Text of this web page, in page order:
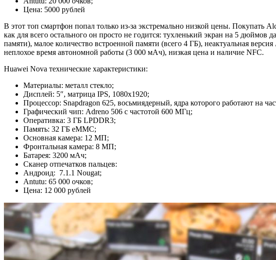
Цена: 5000 рублей
В этот топ смартфон попал только из-за экстремально низкой цены. Покупать
как для всего остального он просто не годится: тухленький экран на 5
памяти), малое количество встроенной памяти (всего 4 ГБ), неактуальная
неплохое время автономной работы (3 000 мАч), низкая цена и наличие NFC.
Huawei Nova технические характеристики:
Материалы: металл стекло;
Дисплей: 5″, матрица IPS, 1080х1920;
Процессор: Snapdragon 625, восьмиядерный, ядра которого работают на
Графический чип: Adreno 506 с частотой 600 МГц;
Оперативка: 3 ГБ LPDDR3;
Память: 32 ГБ eMMC;
Основная камера: 12 МП;
Фронтальная камера: 8 МП;
Батарея: 3200 мАч;
Сканер отпечатков пальцев:
Андроид: 7.1.1 Nougat;
Antutu: 65 000 очков;
Цена: 12 000 рублей